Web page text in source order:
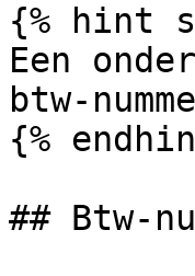
{% hint
Een
btw-
{%
## Btw-